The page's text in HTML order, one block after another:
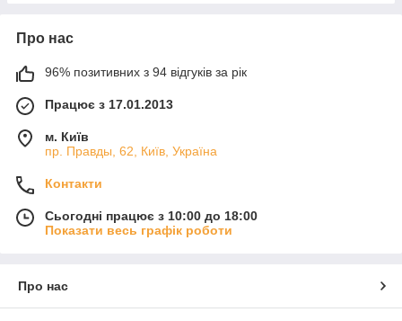
Про нас
96% позитивних з 94 відгуків за рік
Працює з 17.01.2013
м. Київ
пр. Правды, 62, Київ, Україна
Контакти
Сьогодні працює з 10:00 до 18:00
Показати весь графік роботи
Про нас